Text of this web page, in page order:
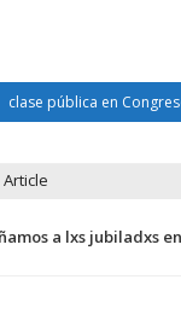
clase pública en
a lxs jubiladxs